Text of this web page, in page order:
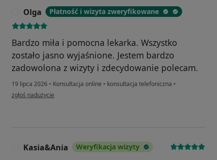
Olga Płatność i wizyta zweryfikowane
Bardzo miła i pomocna lekarka. Wszystko
zostało jasno wyjaśnione. Jestem bardzo
zadowolona z wizyty i zdecydowanie polecam.
19 lipca 2026 • Konsultacja online • konsultacja telefoniczna •
w opinii użytkownika Olga
zgłoś nadużycie
Kasia&Ania Weryfikacja wizyty